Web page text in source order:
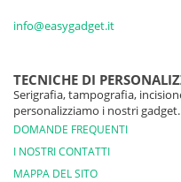
info@easygadget.it
TECNICHE DI
Serigrafia, tampografia,
personalizziamo i nostri gadget.
DOMANDE FREQUENTI
I NOSTRI CONTATTI
MAPPA DEL SITO